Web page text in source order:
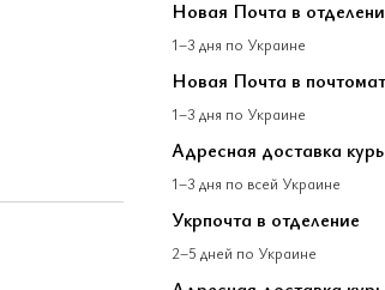
Новая Почта в
1–3 дня по Украине
Новая Почта в почтомат
1–3 дня по Украине
Адресная доставка
1–3 дня по всей Украине
Укрпочта в отделение
2–5 дней по Украине